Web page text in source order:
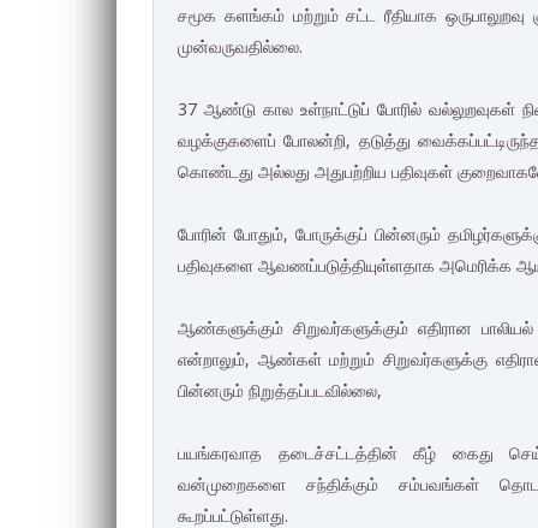
சமூக களங்கம் மற்றும் சட்ட ரீதியாக ஒருபாலுறவு
முன்வருவதில்லை.
37 ஆண்டு கால உள்நாட்டுப் போரில்
வழக்குகளைப் போலன்றி, தடுத்து
கொண்டது அல்லது அதுபற்றிய பதிவுகள்
போரின் போதும், போருக்குப் பின்னரும்
பதிவுகளை ஆவணப்படுத்தியுள்ளதாக அமெரிக்க
ஆண்களுக்கும் சிறுவர்களுக்கும் எதிரான
என்றாலும், ஆண்கள் மற்றும் சிறுவர்களுக்கு
பின்னரும் நிறுத்தப்படவில்லை,
பயங்கரவாத தடைச்சட்டத்தின் கீழ் கைது
வன்முறைகளை சந்திக்கும் சம்பவங்கள்
கூறப்பட்டுள்ளது.